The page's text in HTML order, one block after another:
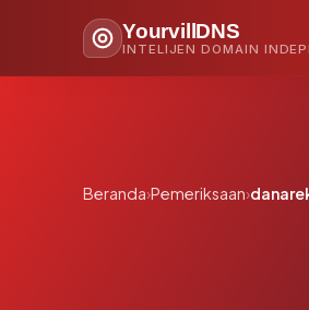
YourvillDNS
INTELIJEN DOMAIN
Beranda›Pemeriksaan›